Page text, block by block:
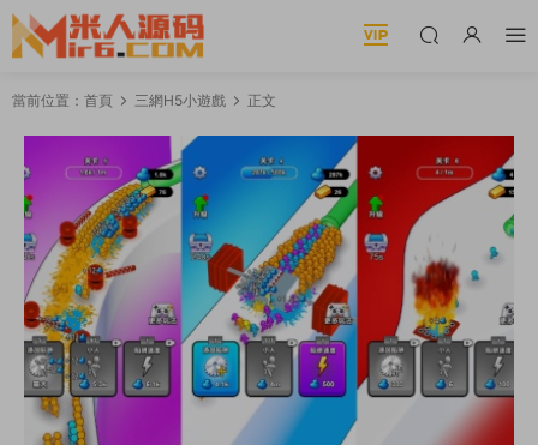
當前位置： 首頁 三網H5小遊戲 正文